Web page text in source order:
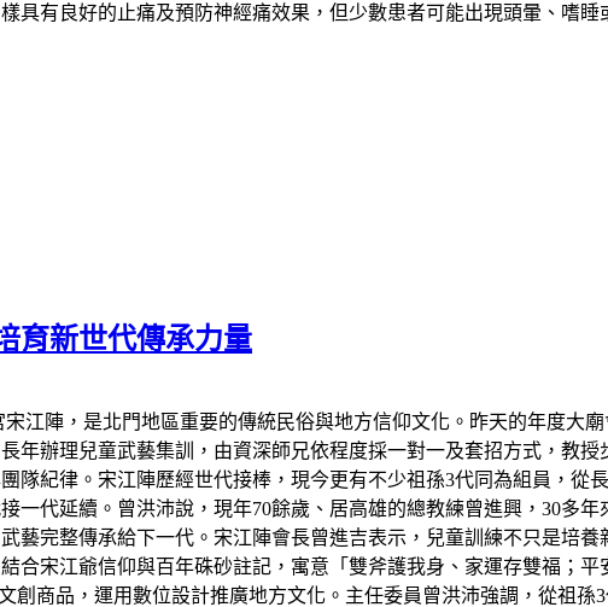
有良好的止痛及預防神經痛效果，但少數患者可能出現頭暈、嗜睡
育新世代傳承力量
江陣，是北門地區重要的傳統民俗與地方信仰文化。昨天的年度大
年辦理兒童武藝集訓，由資深師兄依程度採一對一及套招方式，教
隊紀律。宋江陣歷經世代接棒，現今更有不少祖孫3代同為組員，從
一代延續。曾洪沛說，現年70餘歲、居高雄的總教練曾進興，30多
藝完整傳承給下一代。宋江陣會長曾進吉表示，兒童訓練不只是培
合宋江爺信仰與百年硃砂註記，寓意「雙斧護我身、家運存雙福；
創商品，運用數位設計推廣地方文化。主任委員曾洪沛強調，從祖